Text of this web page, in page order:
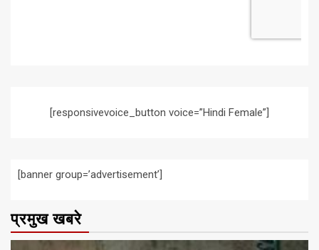
[responsivevoice_button voice=”Hindi Female”]
[banner group=’advertisement’]
प्रमुख खबरे